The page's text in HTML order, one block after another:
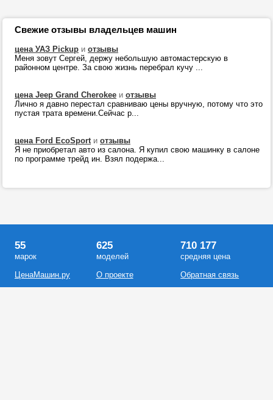
Свежие отзывы владельцев машин
цена УАЗ Pickup и отзывы
Меня зовут Сергей, держу небольшую автомастерскую в
районном центре. За свою жизнь перебрал кучу ...
цена Jeep Grand Cherokee и отзывы
Лично я давно перестал сравниваю цены вручную, потому что это
пустая трата времени.Сейчас р...
цена Ford EcoSportи отзывы
Я не приобретал авто из салона. Я купил свою машинку в салоне
по программе трейд ин. Взял подержа...
55
марок
ЦенаМашин.ру
625
моделей
О проекте
710 177
средняя цена
Обратная связь